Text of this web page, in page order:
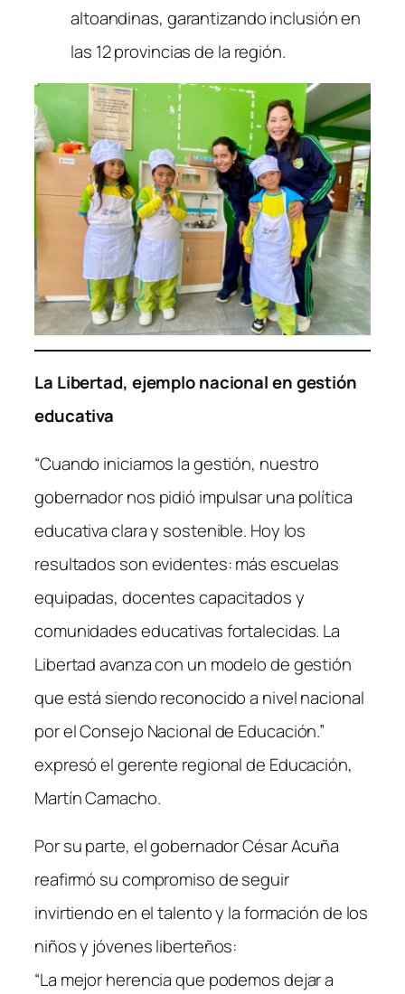
altoandinas, garantizando inclusión en
las 12 provincias de la región.
La Libertad, ejemplo nacional en gestión
educativa
“Cuando iniciamos la gestión, nuestro
gobernador nos pidió impulsar una política
educativa clara y sostenible. Hoy los
resultados son evidentes: más escuelas
equipadas, docentes capacitados y
comunidades educativas fortalecidas. La
Libertad avanza con un modelo de gestión
que está siendo reconocido a nivel nacional
por el Consejo Nacional de Educación.”
expresó el gerente regional de Educación,
Martín Camacho.
Por su parte, el gobernador César Acuña
reafirmó su compromiso de seguir
invirtiendo en el talento y la formación de los
niños y jóvenes liberteños:
“La mejor herencia que podemos dejar a